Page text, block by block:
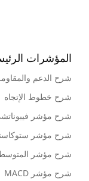
المؤشرات
شرح الدعم
شرح خطوط الإتجاه
شرح مؤشر
شرح مؤشر
شرح مؤشر
شرح مؤشر MACD